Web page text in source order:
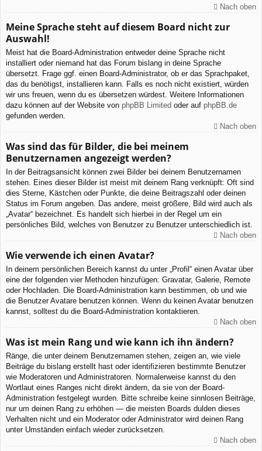
Nach oben
Meine Sprache steht auf diesem Board nicht zur
Auswahl!
Meist hat die Board-Administration entweder deine Sprache nicht
installiert oder niemand hat das Forum bislang in deine Sprache
übersetzt. Frage ggf. einen Board-Administrator, ob er das Sprachpaket,
das du benötigst, installieren kann. Falls es noch nicht existiert, würden
wir uns freuen, wenn du es übersetzen würdest. Weitere Informationen
dazu können auf der Website von phpBB Limited oder auf phpBB.de
gefunden werden.
Nach oben
Was sind das für Bilder, die bei meinem
Benutzernamen angezeigt werden?
In der Beitragsansicht können zwei Bilder bei deinem Benutzernamen
stehen. Eines dieser Bilder ist meist mit deinem Rang verknüpft: Oft sind
dies Sterne, Kästchen oder Punkte, die deine Beitragszahl oder deinen
Status im Forum angeben. Das andere, meist größere, Bild wird auch als
„Avatar“ bezeichnet. Es handelt sich hierbei in der Regel um ein
persönliches Bild, welches von Benutzer zu Benutzer unterschiedlich ist.
Nach oben
Wie verwende ich einen Avatar?
In deinem persönlichen Bereich kannst du unter „Profil“ einen Avatar über
eine der folgenden vier Methoden hinzufügen: Gravatar, Galerie, Remote
oder Hochladen. Die Board-Administration kann bestimmen, ob und wie
die Benutzer Avatare benutzen können. Wenn du keinen Avatar benutzen
kannst, solltest du die Board-Administration kontaktieren.
Nach oben
Was ist mein Rang und wie kann ich ihn ändern?
Ränge, die unter deinem Benutzernamen stehen, zeigen an, wie viele
Beiträge du bislang erstellt hast oder identifizieren bestimmte Benutzer
wie Moderatoren und Administratoren. Normalerweise kannst du den
Wortlaut eines Ranges nicht direkt ändern, da sie von der Board-
Administration festgelegt wurden. Bitte schreibe keine sinnlosen Beiträge,
nur um deinen Rang zu erhöhen — die meisten Boards dulden dieses
Verhalten nicht und ein Moderator oder Administrator wird deinen Rang
unter Umständen einfach wieder zurücksetzen.
Nach oben